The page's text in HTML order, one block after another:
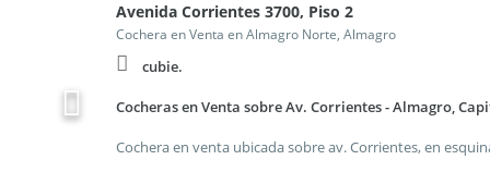
Avenida Corrientes 3700, Piso 2
Cochera en Venta en Almagro Norte, Almagro
cubie.
Cocheras en Venta sobre Av. Corrientes - Almagro,